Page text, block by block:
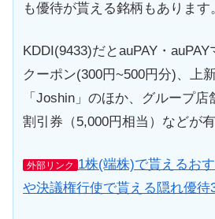
も優待が貰える銘柄もあります
KDDI(9433)だとauPAY・
クーポン(300円~500円分)、上
「Joshin」のほか、グループ
割引券（5,000円相当）などが有
外部リンク 1株(端株)で貰えるお
や決議権行使で貰える隠れ優待